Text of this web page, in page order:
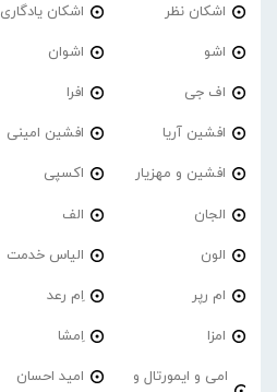
اشکان نظر اشکان یادگاری
اشو اشوان
اف جی افرا
افشین آریا افشین امینی
افشین و مهزیار اکسپی
الجان الف
الون الیاس خدمت
ام رپر اِم رعد
امزا اِمشا
امی و ایمورتال و
امید احسان